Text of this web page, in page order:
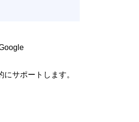
サポートします。